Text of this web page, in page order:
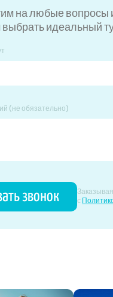
на любые вопросы
идеальный
(не обязательно)
с